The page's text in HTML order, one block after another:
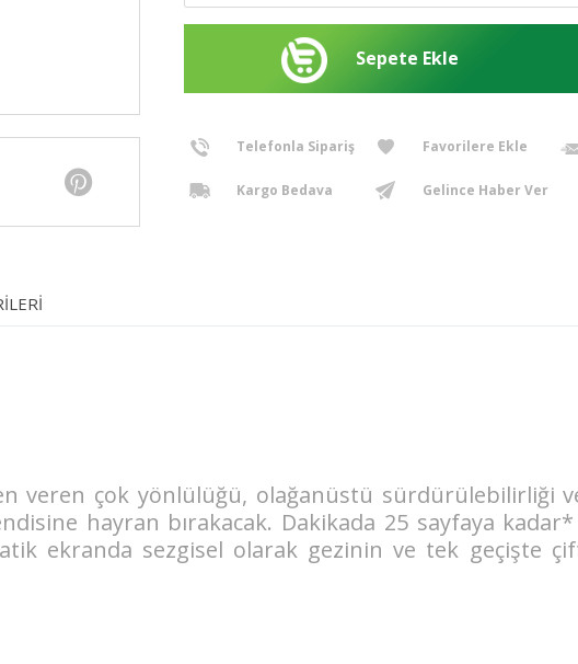
Telefonla Sipariş Favorilere Ekle
Kargo Bedava
Gelince Haber Ver
veren çok yönlülüğü, olağanüstü sürdürülebilirliği
hayran bırakacak. Dakikada 25 sayfaya kadar*
ekranda sezgisel olarak gezinin ve tek geçişte